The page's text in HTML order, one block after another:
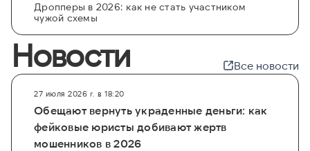
Дропперы в 2026: как не стать участником
чужой схемы
Новости Все новости
27 июля 2026 г. в 18:20
Обещают вернуть украденные деньги: как
фейковые юристы добивают жертв
мошенников в 2026